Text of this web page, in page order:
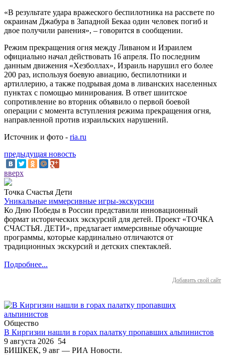
«В результате удара вражеского беспилотника на рассвете по
окраинам Джабура в Западной Бекаа один человек погиб и
двое получили ранения», – говорится в сообщении.
Режим прекращения огня между Ливаном и Израилем
официально начал действовать 16 апреля. По последним
данным движения «Хезболлах», Израиль нарушил его более
200 раз, используя боевую авиацию, беспилотники и
артиллерию, а также подрывая дома в ливанских населенных
пунктах с помощью минирования. В ответ шиитское
сопротивление во вторник объявило о первой боевой
операции с момента вступления режима прекращения огня,
направленной против израильских нарушений.
Источник и фото - ria.ru
предыдущая новость
вверх
Точка Счастья Дети
Уникальные иммерсивные игры-экскурсии
Ко Дню Победы в России представили инновационный
формат исторических экскурсий для детей. Проект «ТОЧКА
СЧАСТЬЯ. ДЕТИ», предлагает иммерсивные обучающие
программы, которые кардинально отличаются от
традиционных экскурсий и детских спектаклей.
Подробнее...
Добавить свой сайт
Общество
В Киргизии нашли в горах палатку пропавших альпинистов
9 августа 2026 54
БИШКЕК, 9 авг — РИА Новости.